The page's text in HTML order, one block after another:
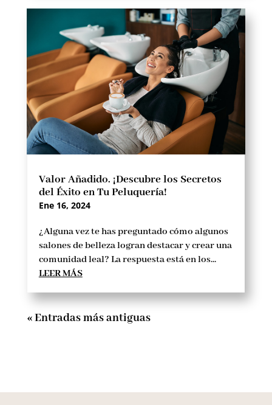
Valor Añadido. ¡Descubre los Secretos
del Éxito en Tu Peluquería!
Ene 16, 2024
¿Alguna vez te has preguntado cómo algunos
salones de belleza logran destacar y crear una
comunidad leal? La respuesta está en los...
LEER MÁS
« Entradas más antiguas